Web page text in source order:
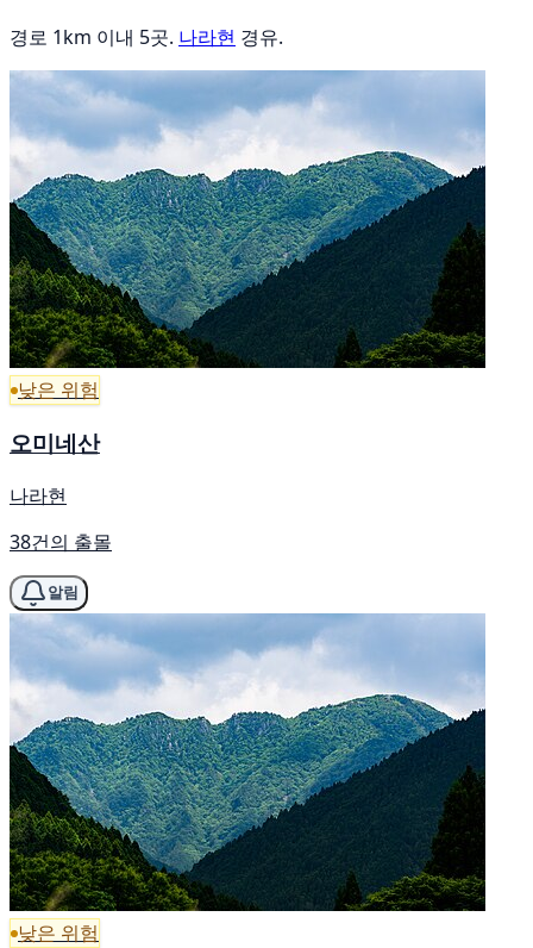
경로 1km 이내 5곳. 나라현 경유.
낮은 위험
오미네산
나라현
38건의 출몰
알림
낮은 위험